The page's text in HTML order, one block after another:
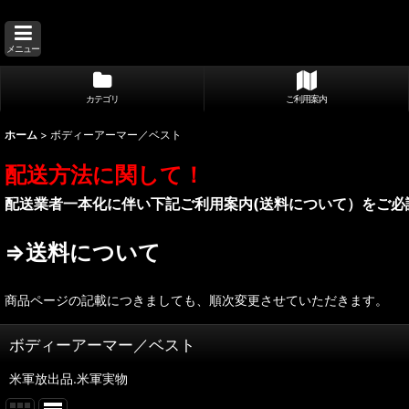
メニュー
カテゴリ ご利用案内
ホーム > ボディーアーマー／ベスト
配送方法に関して！
配送業者一本化に伴い下記ご利用案内(送料について）をご
⇒送料について
商品ページの記載につきましても、順次変更させていただきます。
ボディーアーマー／ベスト
米軍放出品.米軍実物